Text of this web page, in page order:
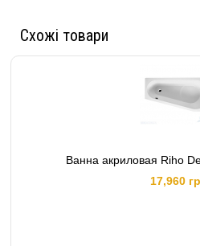
Схожі товари
Ванна акриловая Riho
17,960